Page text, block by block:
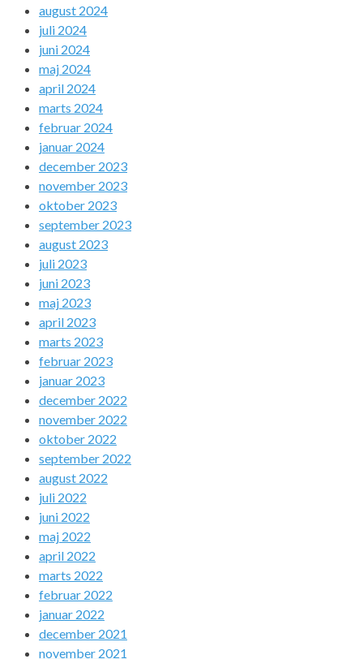
august 2024
juli 2024
juni 2024
maj 2024
april 2024
marts 2024
februar 2024
januar 2024
december 2023
november 2023
oktober 2023
september 2023
august 2023
juli 2023
juni 2023
maj 2023
april 2023
marts 2023
februar 2023
januar 2023
december 2022
november 2022
oktober 2022
september 2022
august 2022
juli 2022
juni 2022
maj 2022
april 2022
marts 2022
februar 2022
januar 2022
december 2021
november 2021